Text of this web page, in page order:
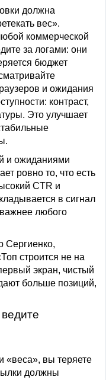
должна
вес».
коммерческой
за логами: они
бюджет
и ожидания
контраст,
Это улучшает
и ожиданиями
ровно то, что есть
CTR и
в сигнал
любого
Сергиенко,
строится не на
экран, чистый
больше позиций,
«веса», вы теряете
должны